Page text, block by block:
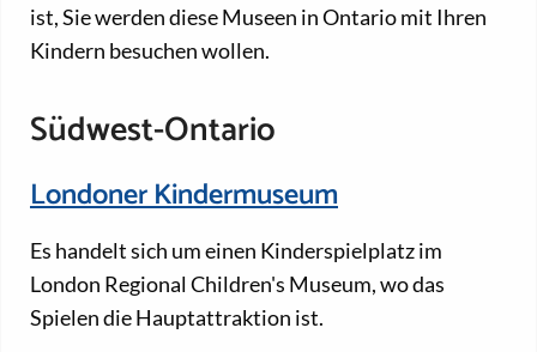
ist, Sie werden diese Museen in Ontario mit Ihren
Kindern besuchen wollen.
Südwest-Ontario
Londoner Kindermuseum
Es handelt sich um einen Kinderspielplatz im
London Regional Children's Museum, wo das
Spielen die Hauptattraktion ist.